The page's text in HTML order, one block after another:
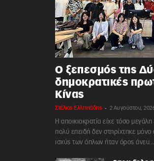
Ο ξεπεσμός της
δημοκρατικές
Κίνας
Στέλιος Ελληνιάδης - 2 Αυγούστου,
Η αποικιοκρατία είχε τόσο
πολύ επειδή δεν στηρίχτηκε
ισχύς των όπλων ήταν όρος άνευ...